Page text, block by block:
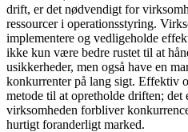
drift, er det nødvendigt for
ressourcer i operationsstyring.
implementere og vedligeholde
ikke kun være bedre rustet til at
usikkerheder, men også have en
konkurrenter på lang sigt. Effektiv
metode til at opretholde driften; det
virksomheden forbliver
hurtigt foranderligt marked.